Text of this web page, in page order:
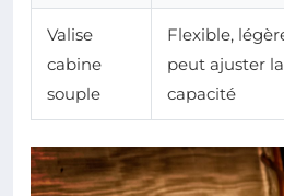
Valise
cabine
souple
Flexible,
peut ajuster la
capacité